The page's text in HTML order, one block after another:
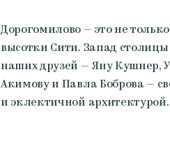
Дорогомилово — это не
высотки Сити. Запад
наших друзей — Яну Кушнер,
Акимову и Павла Боброва —
и эклектичной архитектурой.